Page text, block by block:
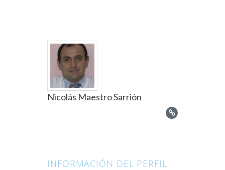
Nicolás Maestro Sarrión
INFORMACIÓN DEL PERFIL